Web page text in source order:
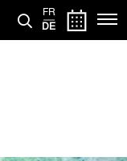
FR
DE